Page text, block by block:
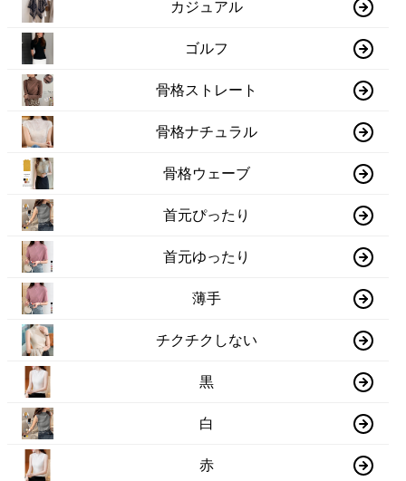
カジュアル
ゴルフ
骨格ストレート
骨格ナチュラル
骨格ウェーブ
首元ぴったり
首元ゆったり
薄手
チクチクしない
黒
白
赤